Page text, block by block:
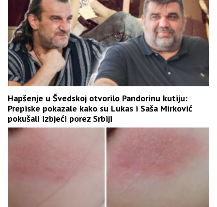
Hapšenje u Švedskoj otvorilo Pandorinu kutiju:
Prepiske pokazale kako su Lukas i Saša Mirković
pokušali izbjeći porez Srbiji